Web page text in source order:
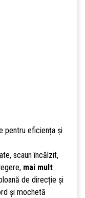
pentru eficiența și
scaun încălzit,
mai mult
de direcție și
și mochetă